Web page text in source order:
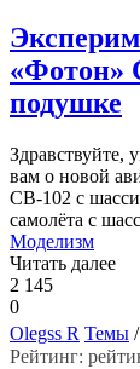
«Фотон»
подушке
Здравствуйте,
вам о новой
СВ-102 с
самолёта с
Моделизм
Читать далее
2 145
0
Olegss R Темы /
Рейтинг: